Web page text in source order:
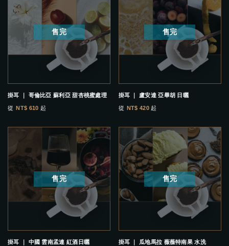
售完
掛耳 ｜ 哥倫比亞 蘇利亞 甜杏桃蜜處理
從 NT$ 610 起
售完
掛耳 ｜ 盧安達 亞畢胡 日曬
從 NT$ 420起
售完
掛耳 ｜ 中國 雲南孟連 紅酒日曬
售完
掛耳 ｜ 瓜地馬拉 薇薇特南果 水洗